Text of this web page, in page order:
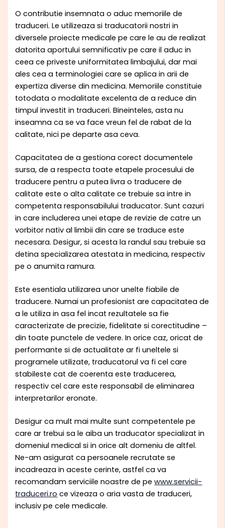
O contributie insemnata o aduc memoriile de
traduceri. Le utilizeaza si traducatorii nostri in
diversele proiecte medicale pe care le au de realizat
datorita aportului semnificativ pe care il aduc in
ceea ce priveste uniformitatea limbajului, dar mai
ales cea a terminologiei care se aplica in arii de
expertiza diverse din medicina. Memoriile constituie
totodata o modalitate excelenta de a reduce din
timpul investit in traduceri. Bineinteles, asta nu
inseamna ca se va face vreun fel de rabat de la
calitate, nici pe departe asa ceva.
Capacitatea de a gestiona corect documentele
sursa, de a respecta toate etapele procesului de
traducere pentru a putea livra o traducere de
calitate este o alta calitate ce trebuie sa intre in
competenta responsabilului traducator. Sunt cazuri
in care includerea unei etape de revizie de catre un
vorbitor nativ al limbii din care se traduce este
necesara. Desigur, si acesta la randul sau trebuie sa
detina specializarea atestata in medicina, respectiv
pe o anumita ramura.
Este esentiala utilizarea unor unelte fiabile de
traducere. Numai un profesionist are capacitatea de
a le utiliza in asa fel incat rezultatele sa fie
caracterizate de precizie, fidelitate si corectitudine –
din toate punctele de vedere. In orice caz, oricat de
performante si de actualitate ar fi uneltele si
programele utilizate, traducatorul va fi cel care
stabileste cat de coerenta este traducerea,
respectiv cel care este responsabil de eliminarea
interpretarilor eronate.
Desigur ca mult mai multe sunt competentele pe
care ar trebui sa le aiba un traducator specializat in
domeniul medical si in orice alt domeniu de altfel.
Ne-am asigurat ca persoanele recrutate se
incadreaza in aceste cerinte, astfel ca va
recomandam serviciile noastre de pewww.servicii-
traduceri.ro ce vizeaza o aria vasta de traduceri,
inclusiv pe cele medicale.